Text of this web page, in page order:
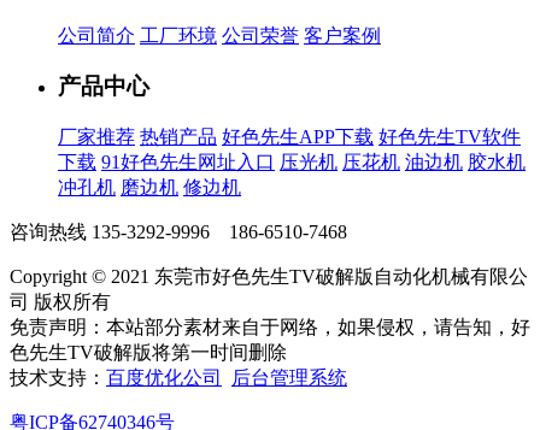
公司简介 工厂环境 公司荣誉 客户案例
产品中心
厂家推荐 热销产品 好色先生APP下载 好色先生TV软件
下载 91好色先生网址入口 压光机 压花机 油边机 胶水机
冲孔机 磨边机 修边机
咨询热线 135-3292-9996 186-6510-7468
Copyright © 2021 东莞市好色先生TV破解版自动化机械有限公
司 版权所有
免责声明：本站部分素材来自于网络，如果侵权，请告知，好
色先生TV破解版将第一时间删除
技术支持： 百度优化公司 后台管理系统
粤ICP备62740346号